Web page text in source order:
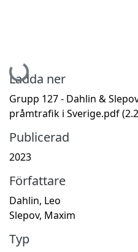
Hämtar...
Ladda ner
Grupp 127 - Dahlin &
pråmtrafik i Sverige.pdf
Publicerad
2023
Författare
Dahlin, Leo
Slepov, Maxim
Typ